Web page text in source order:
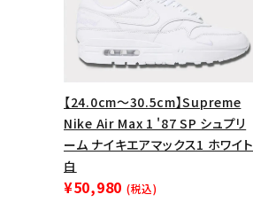
【24.0cm～30.5cm】Supreme
Nike Air Max 1 '87 SP シュプリ
ーム ナイキエアマックス1 ホワイト
白
¥50,980 (税込)